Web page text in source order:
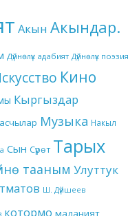
Акын Акындар.
Дүйнөлүк адабият Дүйнөлүк поэзия
Кино
Кыргыздар
Музыка Накыл
Сын Сүрөт Тарых
тааным Улуттук
Ш. Дүйшеев
котормо маданият